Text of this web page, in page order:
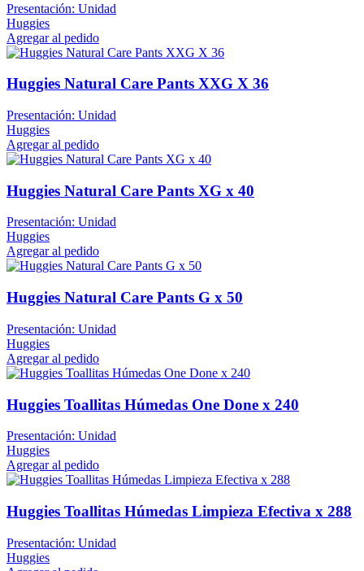
Presentación: Unidad
Huggies
Agregar al pedido
Huggies Natural Care Pants XXG X 36
Presentación: Unidad
Huggies
Agregar al pedido
Huggies Natural Care Pants XG x 40
Presentación: Unidad
Huggies
Agregar al pedido
Huggies Natural Care Pants G x 50
Presentación: Unidad
Huggies
Agregar al pedido
Huggies Toallitas Húmedas One Done x 240
Presentación: Unidad
Huggies
Agregar al pedido
Huggies Toallitas Húmedas Limpieza Efectiva x 288
Presentación: Unidad
Huggies